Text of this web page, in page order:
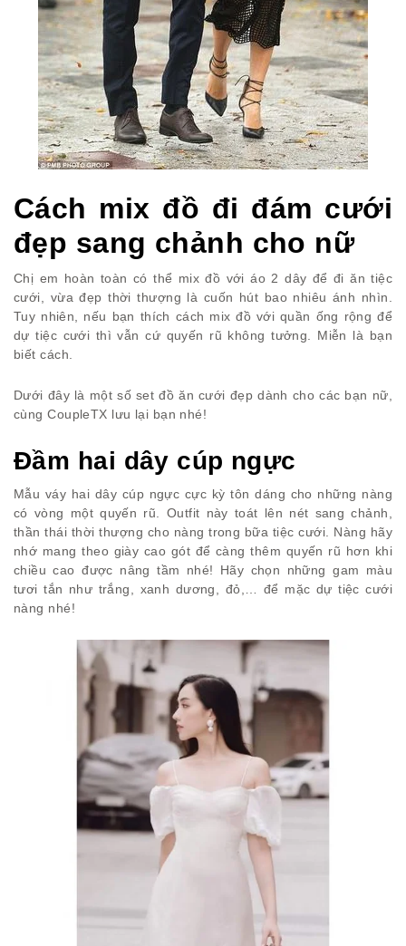
Cách mix đồ đi đám cưới
đẹp sang chảnh cho nữ
Chị em hoàn toàn có thể mix đồ với áo 2 dây để đi ăn tiệc
cưới, vừa đẹp thời thượng là cuốn hút bao nhiêu ánh nhìn.
Tuy nhiên, nếu bạn thích cách mix đồ với quần ống rộng để
dự tiệc cưới thì vẫn cứ quyến rũ không tưởng. Miễn là bạn
biết cách.
Dưới đây là một số set đồ ăn cưới đẹp dành cho các bạn nữ,
cùng CoupleTX lưu lại bạn nhé!
Đầm hai dây cúp ngực
Mẫu váy hai dây cúp ngực cực kỳ tôn dáng cho những nàng
có vòng một quyến rũ. Outfit này toát lên nét sang chảnh,
thần thái thời thượng cho nàng trong bữa tiệc cưới. Nàng hãy
nhớ mang theo giày cao gót để càng thêm quyến rũ hơn khi
chiều cao được nâng tầm nhé! Hãy chọn những gam màu
tươi tắn như trắng, xanh dương, đỏ,… để mặc dự tiệc cưới
nàng nhé!